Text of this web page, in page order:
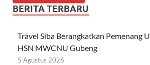
BERITA TERBARU
Travel Siba Berangkatkan Pemenang
HSN MWCNU Gubeng
5 Agustus 2026